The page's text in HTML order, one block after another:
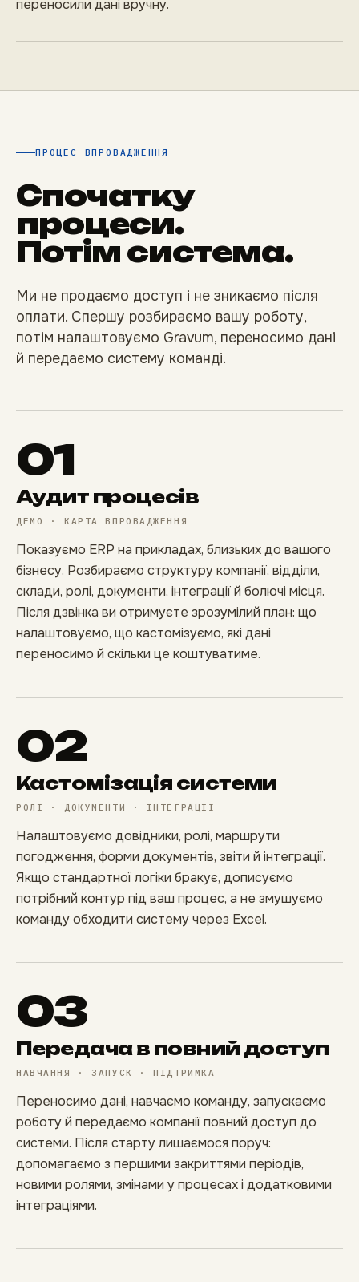
переносили дані вручну.
ПРОЦЕС ВПРОВАДЖЕННЯ
Спочатку
процеси.
Потім система.
Ми не продаємо доступ і не зникаємо після
оплати. Спершу розбираємо вашу роботу,
потім налаштовуємо Gravum, переносимо дані
й передаємо систему команді.
01
Аудит процесів
ДЕМО · КАРТА ВПРОВАДЖЕННЯ
Показуємо ERP на прикладах, близьких до вашого
бізнесу. Розбираємо структуру компанії, відділи,
склади, ролі, документи, інтеграції й болючі місця.
Після дзвінка ви отримуєте зрозумілий план: що
налаштовуємо, що кастомізуємо, які дані
переносимо й скільки це коштуватиме.
02
Кастомізація системи
РОЛІ · ДОКУМЕНТИ · ІНТЕГРАЦІЇ
Налаштовуємо довідники, ролі, маршрути
погодження, форми документів, звіти й інтеграції.
Якщо стандартної логіки бракує, дописуємо
потрібний контур під ваш процес, а не змушуємо
команду обходити систему через Excel.
03
Передача в повний доступ
НАВЧАННЯ · ЗАПУСК · ПІДТРИМКА
Переносимо дані, навчаємо команду, запускаємо
роботу й передаємо компанії повний доступ до
системи. Після старту лишаємося поруч:
допомагаємо з першими закриттями періодів,
новими ролями, змінами у процесах і додатковими
інтеграціями.